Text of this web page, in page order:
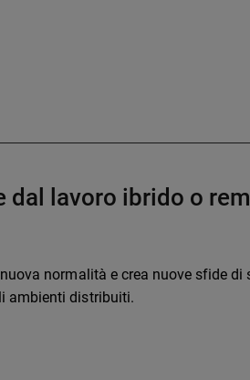
dal lavoro ibrido o
normalità e crea nuove sfide
ambienti distribuiti.